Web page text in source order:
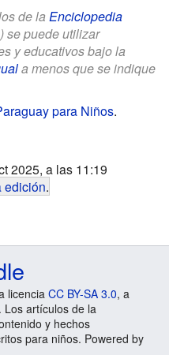
de la Enciclopedia
se puede utilizar
y educativos bajo la
a menos que se indique
para Niños.
2025, a las 11:19
edición.
licencia CC BY-SA 3.0, a
Los artículos de la
y hechos
para niños. Powered by